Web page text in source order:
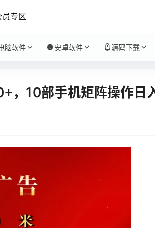
员专区
脑软件 安卓软件 源码下载
，10部手机矩阵操作日